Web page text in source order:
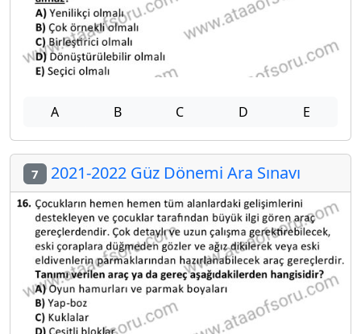
A B C D E
7 2021-2022 Güz Dönemi Ara Sınavı